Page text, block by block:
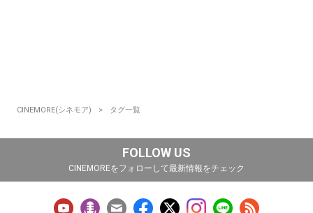
CINEMORE(シネモア) タグ一覧
FOLLOW US
CINEMOREをフォローして最新情報をチェック